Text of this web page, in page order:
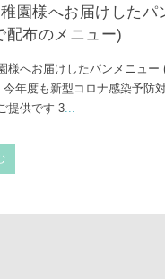
園様へお届けしたパ
配布のメニュー)
様へお届けしたパンメニュー
今年度も新型コロナ感染予防
提供です 3...